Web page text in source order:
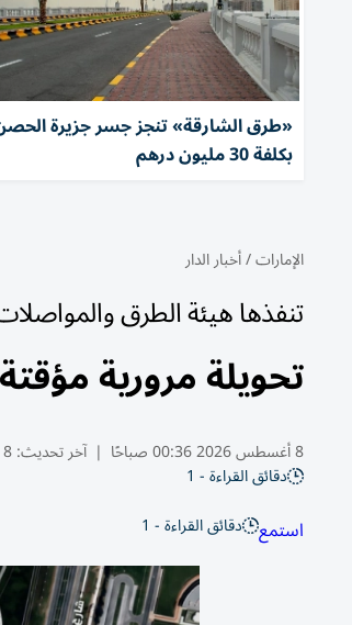
«طرق الشارقة» تنجز جسر جزيرة
بكلفة 30 مليون درهم
الإمارات/أخبار الدار
تنفذها هيئة الطرق
تحويلة مرورية
8 أغسطس 2026 00:36 صباحًا | آخر تحديث:8 أغسطس 00:45 2026
دقائق القراءة - 1
استمع دقائق القراءة - 1